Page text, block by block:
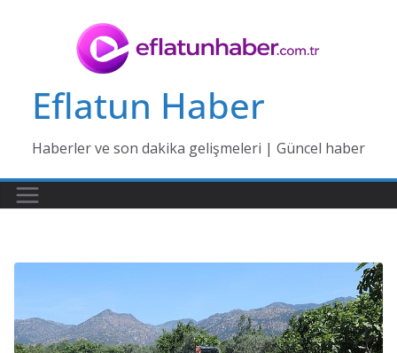
Eflatun Haber
Haberler ve son dakika gelişmeleri | Güncel haber